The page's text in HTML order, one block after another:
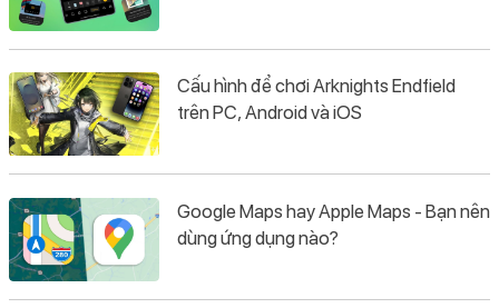
Cấu hình để chơi Arknights Endfield
trên PC, Android và iOS
Google Maps hay Apple Maps - Bạn nên
dùng ứng dụng nào?